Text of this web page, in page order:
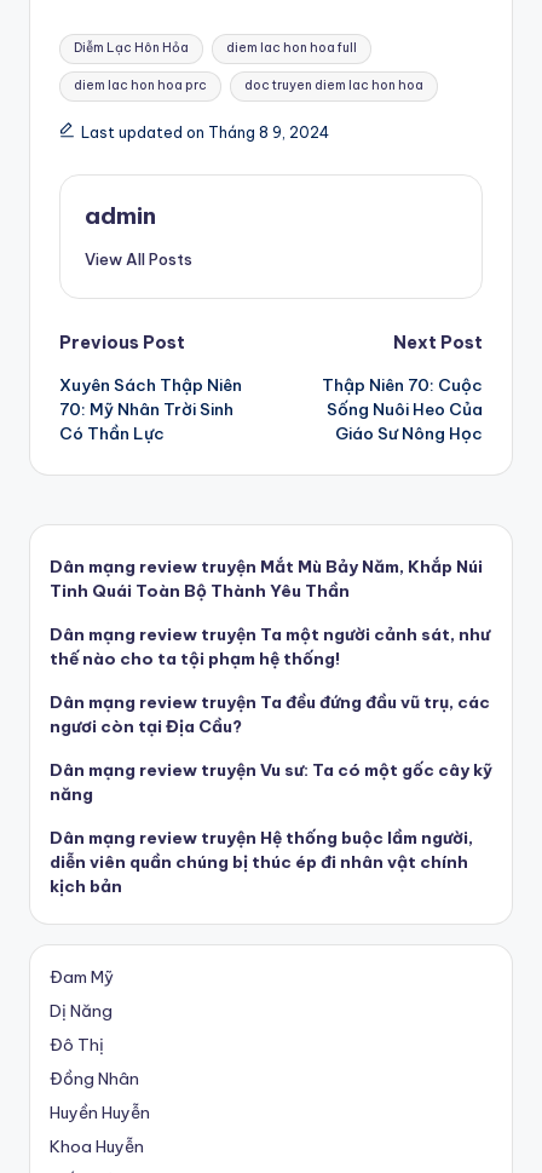
Tags:
Diễm Lạc Hôn Hỏa diem lac hon hoa full
diem lac hon hoa prc doc truyen diem lac hon hoa
Last updated on Tháng 8 9, 2024
admin
View All Posts
Post
navigation
Previous Post
Xuyên Sách Thập Niên
70: Mỹ Nhân Trời Sinh
Có Thần Lực
Next Post
Thập Niên 70: Cuộc
Sống Nuôi Heo Của
Giáo Sư Nông Học
Dân mạng review truyện Mắt Mù Bảy Năm, Khắp Núi
Tinh Quái Toàn Bộ Thành Yêu Thần
Dân mạng review truyện Ta một người cảnh sát, như
thế nào cho ta tội phạm hệ thống!
Dân mạng review truyện Ta đều đứng đầu vũ trụ, các
ngươi còn tại Địa Cầu?
Dân mạng review truyện Vu sư: Ta có một gốc cây kỹ
năng
Dân mạng review truyện Hệ thống buộc lầm người,
diễn viên quần chúng bị thúc ép đi nhân vật chính
kịch bản
Đam Mỹ
Dị Năng
Đô Thị
Đồng Nhân
Huyền Huyễn
Khoa Huyễn